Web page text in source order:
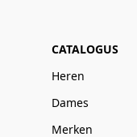
CATALOGUS
Heren
Dames
Merken